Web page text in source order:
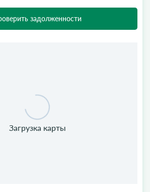
задолженности